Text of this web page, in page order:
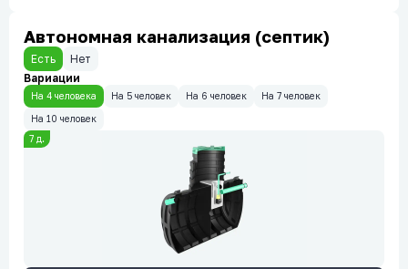
7 д.
Автономная канализация (септик)
Есть
Нет
Вариации
На 4 человека На 5 человек На 6 человек На 7 человек
На 10 человек